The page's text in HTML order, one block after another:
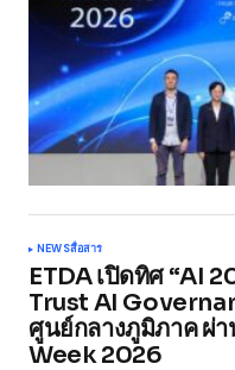
NEWSสื่อสาร
ETDA เปิดทิศ “AI
Trust AI
ศูนย์กลางภูมิภาค ผ่
Week 2026